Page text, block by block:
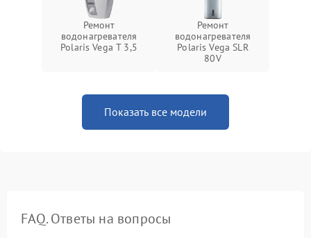
Ремонт
водонагревателя
Polaris Vega T 3,5
Ремонт
водонагревателя
Polaris Vega SLR
80V
Показать все модели
FAQ. Ответы на вопросы